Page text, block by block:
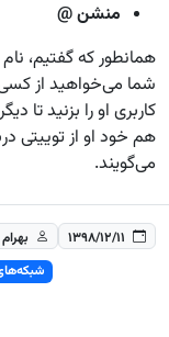
منشن @
شما می‌خواهید از کسی
کاربری او را بزنید
هم خود او از توییتی
می‌گویند.
۱۳۹۸/۱۲/۱۱